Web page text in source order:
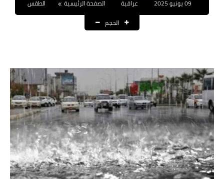
نتائج التعيينات
العقود والاجور اليومية
القروض والسلف
المنح المالية
قطع الاراضي
اخبار العراق
عراقية الصفحة الرئيسية
الطقس
الحجم